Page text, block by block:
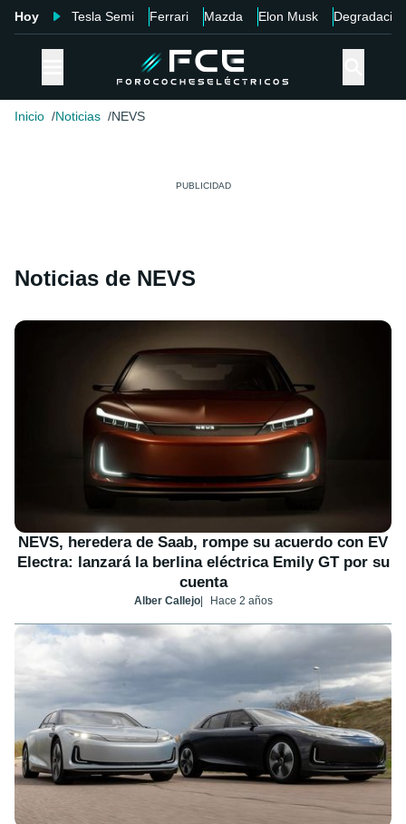
Hoy Tesla Semi Ferrari Mazda Elon Musk Degradación
Inicio Noticias NEVS
Noticias de NEVS
NEVS, heredera de Saab, rompe su acuerdo con EV
Electra: lanzará la berlina eléctrica Emily GT por su
cuenta
Alber Callejo Hace 2 años